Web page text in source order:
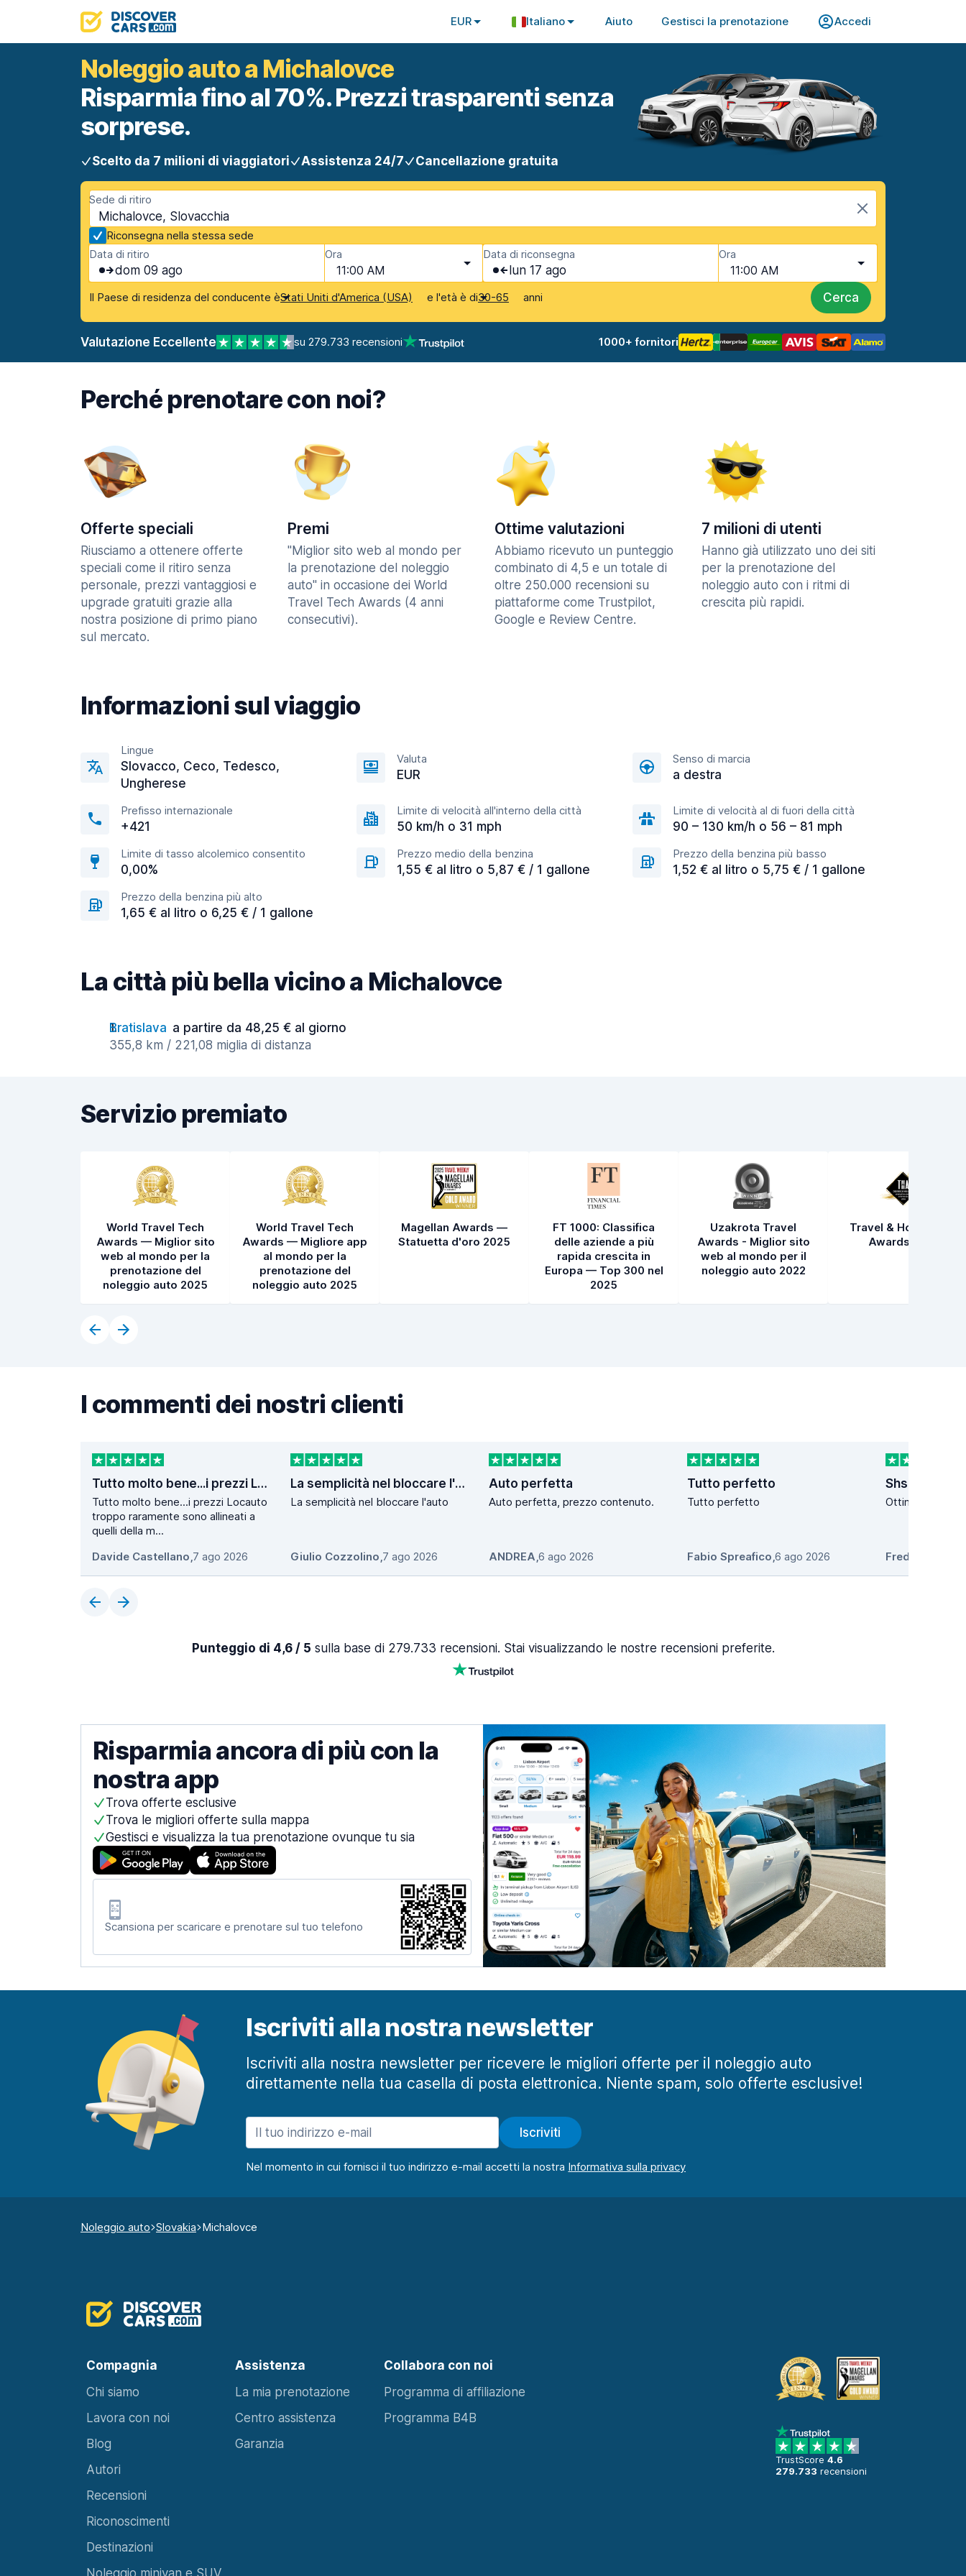
EUR Italiano Aiuto Gestisci la prenotazione Accedi
Noleggio auto a Michalovce
Risparmia fino al 70%. Prezzi trasparenti senza
sorprese.
Scelto da 7 milioni di viaggiatori Assistenza 24/7 Cancellazione gratuita
Sede di ritiro
Michalovce, Slovacchia
Riconsegna nella stessa sede
Data di ritiro
dom 09 ago
Ora
11:00 AM
Data di riconsegna
lun 17 ago
Ora
11:00 AM
Il Paese di residenza del conducente èStati Uniti d'America (USA) e l'età è di30-65 anni Cerca
Valutazione Eccellente su 279.733 recensioni 1000+ fornitori
Perché prenotare con noi?
Offerte speciali
Riusciamo a ottenere offerte
speciali come il ritiro senza
personale, prezzi vantaggiosi e
upgrade gratuiti grazie alla
nostra posizione di primo piano
sul mercato.
Premi
"Miglior sito web al mondo per
la prenotazione del noleggio
auto" in occasione dei World
Travel Tech Awards (4 anni
consecutivi).
Ottime valutazioni
Abbiamo ricevuto un punteggio
combinato di 4,5 e un totale di
oltre 250.000 recensioni su
piattaforme come Trustpilot,
Google e Review Centre.
7 milioni di utenti
Hanno già utilizzato uno dei siti
per la prenotazione del
noleggio auto con i ritmi di
crescita più rapidi.
Informazioni sul viaggio
Lingue
Slovacco, Ceco, Tedesco,
Ungherese
Valuta
EUR
Senso di marcia
a destra
Prefisso internazionale
+421
Limite di velocità all'interno della città
50 km/h o 31 mph
Limite di velocità al di fuori della città
90 – 130 km/h o 56 – 81 mph
Limite di tasso alcolemico consentito
0,00%
Prezzo medio della benzina
1,55 € al litro o 5,87 € / 1 gallone
Prezzo della benzina più basso
1,52 € al litro o 5,75 € / 1 gallone
Prezzo della benzina più alto
1,65 € al litro o 6,25 € / 1 gallone
La città più bella vicino a Michalovce
Bratislava a partire da 48,25 € al giorno
355,8 km / 221,08 miglia di distanza
Servizio premiato
World Travel Tech
Awards — Miglior sito
web al mondo per la
prenotazione del
noleggio auto 2025
World Travel Tech
Awards — Migliore app
al mondo per la
prenotazione del
noleggio auto 2025
Magellan Awards —
Statuetta d'oro 2025
FT 1000: Classifica
delle aziende a più
rapida crescita in
Europa — Top 300 nel
2025
Uzakrota Travel
Awards - Miglior sito
web al mondo per il
noleggio auto 2022
Travel & Hospitality
Awards 2021
I commenti dei nostri clienti
Tutto molto bene...i prezzi Locauto…
Tutto molto bene...i prezzi Locauto
troppo raramente sono allineati a
quelli della m...
Davide Castellano,7 ago 2026
La semplicità nel bloccare l'auto
La semplicità nel bloccare l'auto
Giulio Cozzolino,7 ago 2026
Auto perfetta
Auto perfetta, prezzo contenuto.
ANDREA,6 ago 2026
Tutto perfetto
Tutto perfetto
Fabio Spreafico,6 ago 2026
Ottimooooo
Freddi
Punteggio di 4,6 / 5 sulla base di 279.733 recensioni. Stai visualizzando le nostre recensioni preferite.
Risparmia ancora di più con la
nostra app
Trova offerte esclusive
Trova le migliori offerte sulla mappa
Gestisci e visualizza la tua prenotazione ovunque tu sia
Scansiona per scaricare e prenotare sul tuo telefono
Iscriviti alla nostra newsletter
Iscriviti alla nostra newsletter per ricevere le migliori offerte per il noleggio auto
direttamente nella tua casella di posta elettronica. Niente spam, solo offerte esclusive!
Iscriviti
Nel momento in cui fornisci il tuo indirizzo e-mail accetti la nostra
Noleggio auto Slovakia Michalovce
Compagnia Assistenza Collabora con noi
TrustScore 4.6
279.733 recensioni